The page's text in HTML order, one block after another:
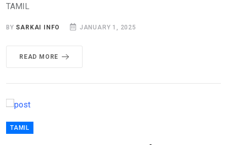
TAMIL
BY SARKAI INFO JANUARY 1, 2025
READ MORE
TAMIL